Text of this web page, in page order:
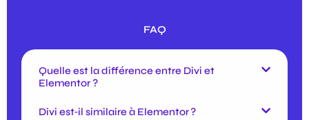
FAQ
Quelle est la différence entre Divi et
Elementor ?
Divi est‑il similaire à Elementor ?